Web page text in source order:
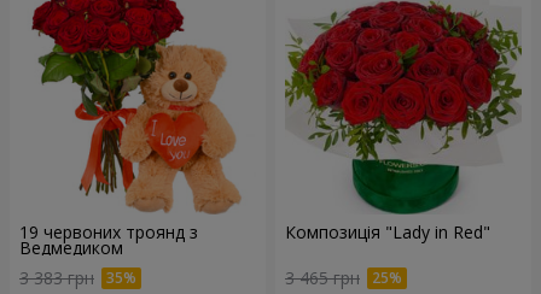
19 червоних троянд з
Ведмедиком
3 383 грн
Композиція "Lady in Red"
3 465 грн